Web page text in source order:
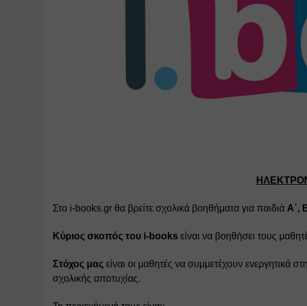
Στο i-books.gr θα βρείτε σχολικά βοηθήματα για παιδιά Α΄,
Κύριος σκοπός του i-books είναι να βοηθήσει τους
Στόχος μας είναι οι μαθητές να συμμετέχουν ενεργητικά
σχολικής αποτυχίας.